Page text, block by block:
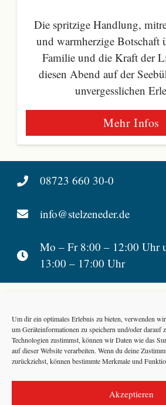
Um dir ein optimales Erlebnis zu bieten, verwenden
um Geräteinformationen zu speichern und/oder darauf
Technologien zustimmst, können wir Daten wie das
auf dieser Website verarbeiten. Wenn du deine
zurückziehst, können bestimmte Merkmale und
Akzeptieren
Die spritzige Handlung,
und warmherzige Botschaft
Familie und die Kraft der
diesen Abend auf der
unvergesslichen
Mehr Infos
08723 660 30-0
info@stelzeneder.de
Mo – Fr 8:00 – 12:00 Uhr
13:00 – 17:00 Uhr
Hainberg 35
D-94424 Arnstorf
Reiseinformationen|